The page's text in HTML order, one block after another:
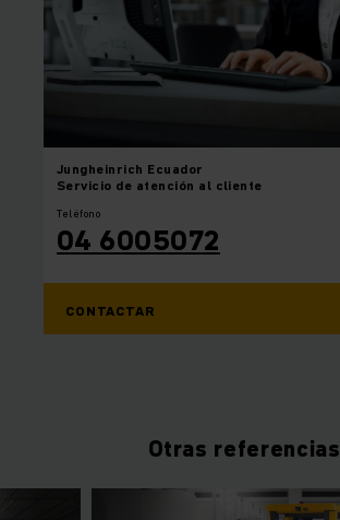
Jungheinrich Ecuador
Servicio de atención al cliente
Teléfono
04 6005072
CONTACTAR
Otras referencias